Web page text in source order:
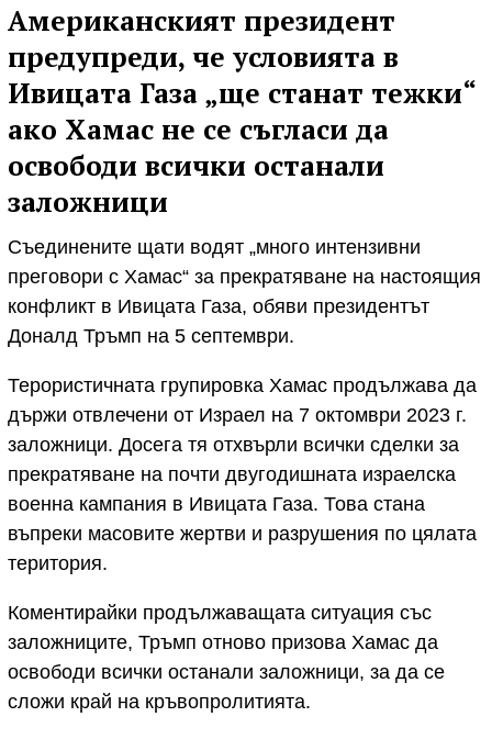
Американският президент
предупреди, че условията в
Ивицата Газа „ще станат тежки“
ако Хамас не се съгласи да
освободи всички останали
заложници
Съединените щати водят „много интензивни
преговори с Хамас“ за прекратяване на настоящия
конфликт в Ивицата Газа, обяви президентът
Доналд Тръмп на 5 септември.
Терористичната групировка Хамас продължава да
държи отвлечени от Израел на 7 октомври 2023 г.
заложници. Досега тя отхвърли всички сделки за
прекратяване на почти двугодишната израелска
военна кампания в Ивицата Газа. Това стана
въпреки масовите жертви и разрушения по цялата
територия.
Коментирайки продължаващата ситуация със
заложниците, Тръмп отново призова Хамас да
освободи всички останали заложници, за да се
сложи край на кръвопролитията.